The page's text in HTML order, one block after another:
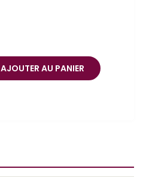
AJOUTER AU PANIER